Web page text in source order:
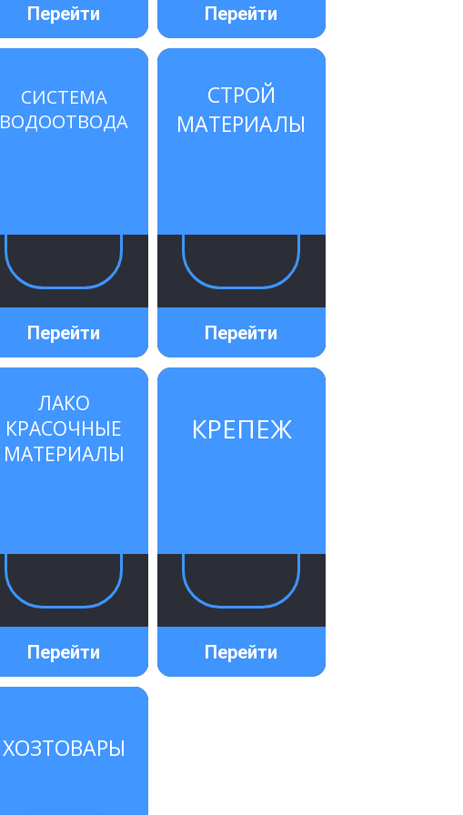
Перейти Перейти
СИСТЕМА
ВОДООТВОДА
Перейти
СТРОЙ
МАТЕРИАЛЫ
Перейти
ЛАКО
КРАСОЧНЫЕ
МАТЕРИАЛЫ
Перейти
КРЕПЕЖ
Перейти
ХОЗТОВАРЫ
ТОВАР ДНЯ ТОВАР ДНЯ